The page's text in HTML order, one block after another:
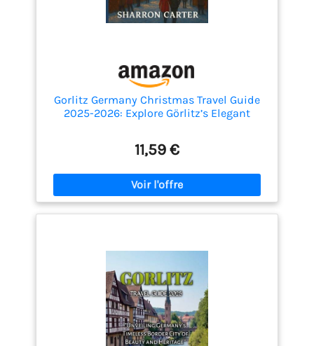
Gorlitz Germany Christmas Travel Guide
2025-2026: Explore Görlitz’s Elegant
11,59 €